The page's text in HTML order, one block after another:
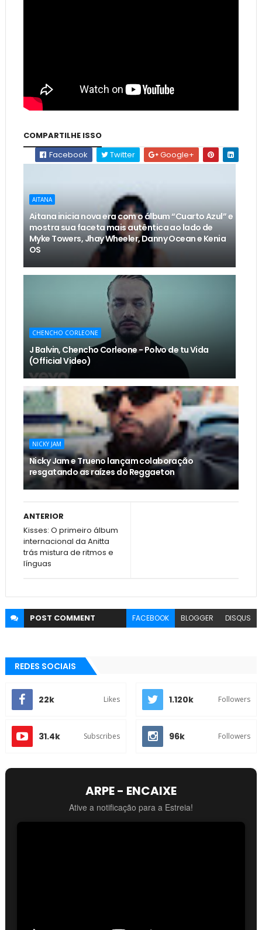
COMPARTILHE ISSO
Facebook
Twitter Google+
AITANA
Aitana inicia nova era com o álbum “Cuarto Azul” e
mostra sua faceta mais autêntica ao lado de
Myke Towers, Jhay Wheeler, Danny Ocean e Kenia
OS
CHENCHO CORLEONE
J Balvin, Chencho Corleone - Polvo de tu Vida
(Official Video)
NICKY JAM
Nicky Jam e Trueno lançam colaboração
resgatando as raízes do Reggaeton
ANTERIOR
Kisses: O primeiro álbum
internacional da Anitta
trás mistura de ritmos e
línguas
POST COMMENT FACEBOOK BLOGGER DISQUS
REDES SOCIAIS
22k Likes 1.120k Followers
31.4k Subscribes 96k Followers
ARPE - ENCAIXE
Ative a notificação para a Estreia!